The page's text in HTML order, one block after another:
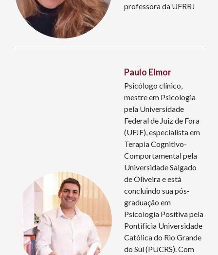
professora da UFRRJ
Paulo Elmor
Psicólogo clínico,
mestre em Psicologia
pela Universidade
Federal de Juiz de Fora
(UFJF), especialista em
Terapia Cognitivo-
Comportamental pela
Universidade Salgado
de Oliveira e está
concluindo sua pós-
graduação em
Psicologia Positiva pela
Pontifícia Universidade
Católica do Rio Grande
do Sul (PUCRS). Com